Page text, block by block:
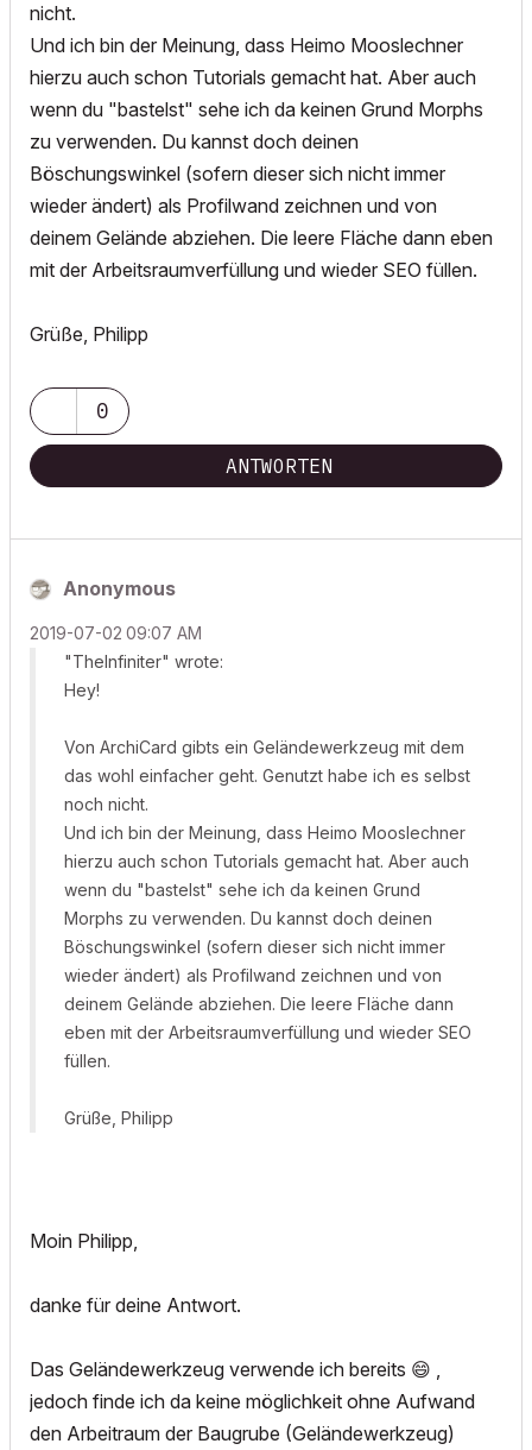
nicht.
Und ich bin der Meinung, dass Heimo Mooslechner
hierzu auch schon Tutorials gemacht hat. Aber auch
wenn du "bastelst" sehe ich da keinen Grund Morphs
zu verwenden. Du kannst doch deinen
Böschungswinkel (sofern dieser sich nicht immer
wieder ändert) als Profilwand zeichnen und von
deinem Gelände abziehen. Die leere Fläche dann eben
mit der Arbeitsraumverfüllung und wieder SEO füllen.
Grüße, Philipp
0
ANTWORTEN
Anonymous
‎2019-07-02 09:07 AM
"TheInfiniter" wrote:
Hey!
Von ArchiCard gibts ein Geländewerkzeug mit dem
das wohl einfacher geht. Genutzt habe ich es selbst
noch nicht.
Und ich bin der Meinung, dass Heimo Mooslechner
hierzu auch schon Tutorials gemacht hat. Aber auch
wenn du "bastelst" sehe ich da keinen Grund
Morphs zu verwenden. Du kannst doch deinen
Böschungswinkel (sofern dieser sich nicht immer
wieder ändert) als Profilwand zeichnen und von
deinem Gelände abziehen. Die leere Fläche dann
eben mit der Arbeitsraumverfüllung und wieder SEO
füllen.
Grüße, Philipp
Moin Philipp,
danke für deine Antwort.
Das Geländewerkzeug verwende ich bereits 😄 ,
jedoch finde ich da keine möglichkeit ohne Aufwand
den Arbeitraum der Baugrube (Geländewerkzeug)